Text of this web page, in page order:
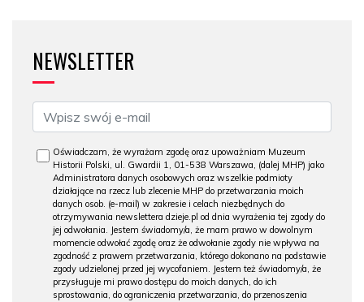
NEWSLETTER
Oświadczam, że wyrażam zgodę oraz upoważniam Muzeum
Historii Polski, ul. Gwardii 1, 01-538 Warszawa, (dalej MHP) jako
Administratora danych osobowych oraz wszelkie podmioty
działające na rzecz lub zlecenie MHP do przetwarzania moich
danych osob. (e-mail) w zakresie i celach niezbędnych do
otrzymywania newslettera dzieje.pl od dnia wyrażenia tej zgody do
jej odwołania. Jestem świadomy/a, że mam prawo w dowolnym
momencie odwołać zgodę oraz że odwołanie zgody nie wpływa na
zgodność z prawem przetwarzania, którego dokonano na podstawie
zgody udzielonej przed jej wycofaniem. Jestem też świadomy/a, że
przysługuje mi prawo dostępu do moich danych, do ich
sprostowania, do ograniczenia przetwarzania, do przenoszenia